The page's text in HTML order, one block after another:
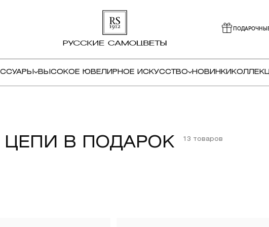
ВЫСОКОЕ ЮВЕЛИРНОЕ ИСКУССТВО НОВИНКИ
ЦЕПИ В ПОДАРОК 13 товаров